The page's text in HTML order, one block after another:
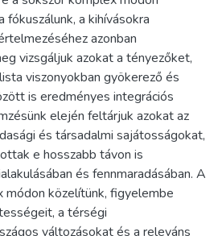
a kihívásokra
azonban
vizsgáljuk azokat a tényezőket,
viszonyokban gyökerező és
is eredményes integrációs
elején feltárjuk azokat az
és társadalmi sajátosságokat,
e hosszabb távon is
és fennmaradásában. A
közelítünk, figyelembe
a térségi
változásokat és a releváns